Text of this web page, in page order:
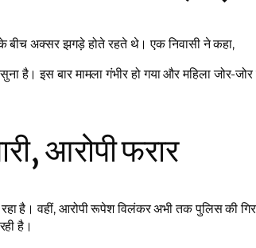
के बीच अक्सर झगड़े होते रहते थे। एक निवासी ने कहा,
है। इस बार मामला गंभीर हो गया और महिला जोर-
आरोपी फरार
रहा है। वहीं, आरोपी रूपेश विलंकर अभी तक पुलिस की
है।